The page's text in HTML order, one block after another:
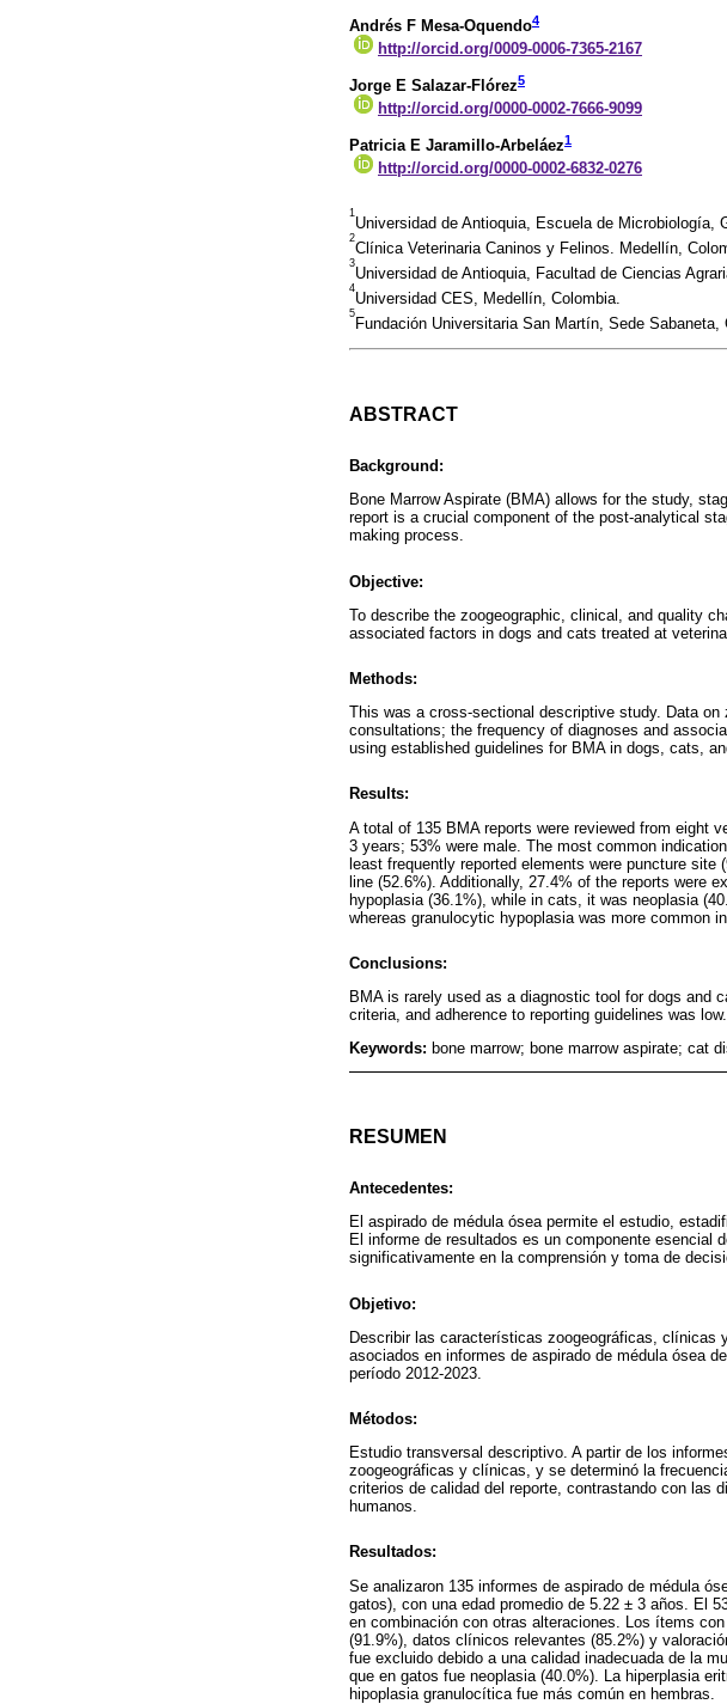
Andrés F Mesa-Oquendo4
http://orcid.org/0009-0006-7365-2167
Jorge E Salazar-Flórez5
http://orcid.org/0000-0002-7666-9099
Patricia E Jaramillo-Arbeláez1
http://orcid.org/0000-0002-6832-0276
1
Universidad de Antioquia, Escuela de
2
Clínica Veterinaria Caninos y Felinos. Medellín,
3
Universidad de Antioquia, Facultad de Ciencias
4
Universidad CES, Medellín, Colombia.
5
Fundación Universitaria San Martín, Sede Sabaneta,
ABSTRACT
Background:
Bone Marrow Aspirate (BMA) allows for the study,
report is a crucial component of the post-analytical
making process.
Objective:
To describe the zoogeographic, clinical, and quality
associated factors in dogs and cats treated at
Methods:
This was a cross-sectional descriptive study. Data
consultations; the frequency of diagnoses and
using established guidelines for BMA in dogs, cats,
Results:
A total of 135 BMA reports were reviewed from eight
3 years; 53% were male. The most common
least frequently reported elements were puncture
line (52.6%). Additionally, 27.4% of the reports were
hypoplasia (36.1%), while in cats, it was neoplasia
whereas granulocytic hypoplasia was more common in
Conclusions:
BMA is rarely used as a diagnostic tool for dogs and
criteria, and adherence to reporting guidelines was low.
Keywords: bone marrow; bone marrow aspirate; cat
RESUMEN
Antecedentes:
El aspirado de médula ósea permite el estudio,
El informe de resultados es un componente
significativamente en la comprensión y toma de
Objetivo:
Describir las características zoogeográficas,
asociados en informes de aspirado de médula ósea
período 2012-2023.
Métodos:
Estudio transversal descriptivo. A partir de los
zoogeográficas y clínicas, y se determinó la
criterios de calidad del reporte, contrastando con las
humanos.
Resultados:
Se analizaron 135 informes de aspirado de médula
gatos), con una edad promedio de 5.22 ± 3 años. El
en combinación con otras alteraciones. Los ítems
(91.9%), datos clínicos relevantes (85.2%) y
fue excluido debido a una calidad inadecuada de la
que en gatos fue neoplasia (40.0%). La hiperplasia
hipoplasia granulocítica fue más común en hembras.